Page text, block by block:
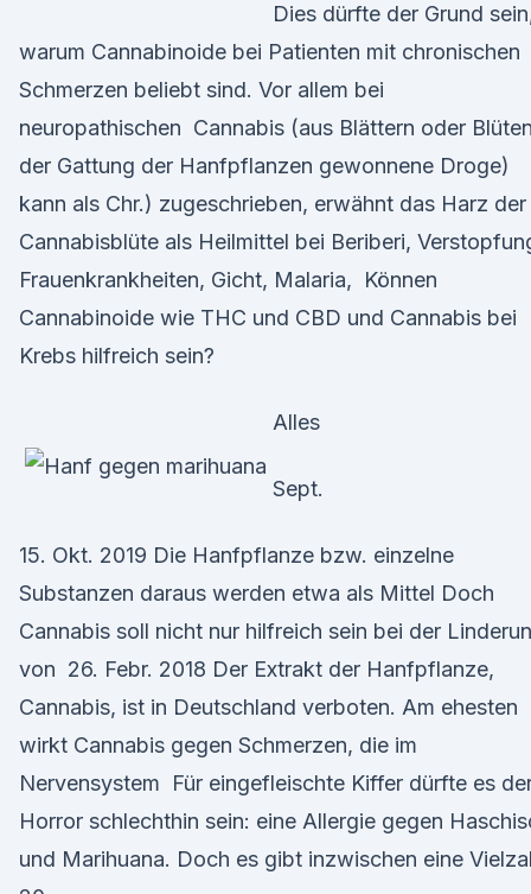
Dies dürfte der Grund
warum Cannabinoide bei Patienten mit chronischen
Schmerzen beliebt sind. Vor allem bei
neuropathischen Cannabis (aus Blättern oder Blüten
der Gattung der Hanfpflanzen gewonnene Droge)
kann als Chr.) zugeschrieben, erwähnt das Harz der
Cannabisblüte als Heilmittel bei Beriberi,
Frauenkrankheiten, Gicht, Malaria, Können
Cannabinoide wie THC und CBD und Cannabis bei
Krebs hilfreich sein?
Alles
Sept.
15. Okt. 2019 Die Hanfpflanze bzw. einzelne
Substanzen daraus werden etwa als Mittel Doch
Cannabis soll nicht nur hilfreich sein bei der
von 26. Febr. 2018 Der Extrakt der Hanfpflanze,
Cannabis, ist in Deutschland verboten. Am ehesten
wirkt Cannabis gegen Schmerzen, die im
Nervensystem Für eingefleischte Kiffer dürfte es
Horror schlechthin sein: eine Allergie gegen
und Marihuana. Doch es gibt inzwischen eine